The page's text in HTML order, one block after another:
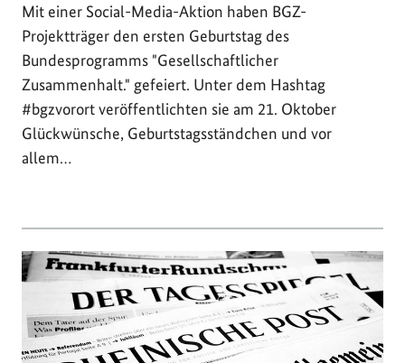
Mit einer Social-Media-Aktion haben BGZ-
Projektträger den ersten Geburtstag des
Bundesprogramms "Gesellschaftlicher
Zusammenhalt." gefeiert. Unter dem Hashtag
#bgzvorort veröffentlichten sie am 21. Oktober
Glückwünsche, Geburtstagsständchen und vor
allem…